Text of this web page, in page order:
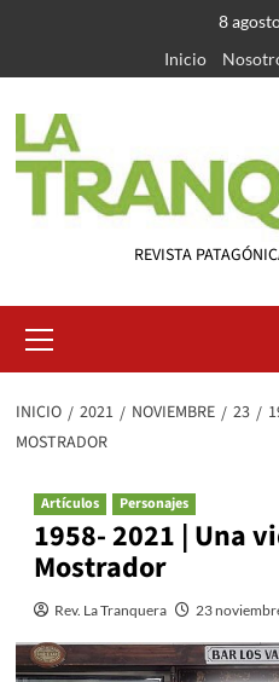
contenido
8
Inicio
REVISTA
primario
INICIO 2021 NOVIEMBRE 23
MOSTRADOR
Artículos Personajes
1958- 2021 | Una
Mostrador
Rev. La Tranquera 23